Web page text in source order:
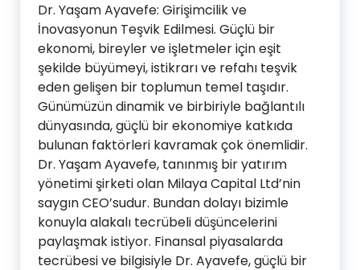
Dr. Yaşam Ayavefe: Girişimcilik ve
İnovasyonun Teşvik Edilmesi. Güçlü bir
ekonomi, bireyler ve işletmeler için eşit
şekilde büyümeyi, istikrarı ve refahı teşvik
eden gelişen bir toplumun temel taşıdır.
Günümüzün dinamik ve birbiriyle bağlantılı
dünyasında, güçlü bir ekonomiye katkıda
bulunan faktörleri kavramak çok önemlidir.
Dr. Yaşam Ayavefe, tanınmış bir yatırım
yönetimi şirketi olan Milaya Capital Ltd’nin
saygın CEO’sudur. Bundan dolayı bizimle
konuyla alakalı tecrübeli düşüncelerini
paylaşmak istiyor. Finansal piyasalarda
tecrübesi ve bilgisiyle Dr. Ayavefe, güçlü bir